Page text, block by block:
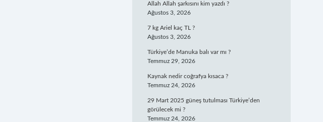
Allah Allah şarkısını kim yazdı ?
Ağustos 3, 2026
7 kg Ariel kaç TL ?
Ağustos 3, 2026
Türkiye’de Manuka balı var mı ?
Temmuz 29, 2026
Kaynak nedir coğrafya kısaca ?
Temmuz 24, 2026
29 Mart 2025 güneş tutulması Türkiye’den
görülecek mi ?
Temmuz 24, 2026